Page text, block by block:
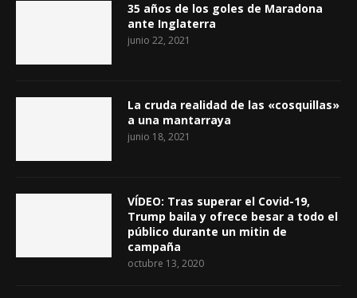
35 años de los goles de Maradona
ante Inglaterra
junio 22, 2021
La cruda realidad de las «cosquillas»
a una mantarraya
junio 18, 2021
VÍDEO: Tras superar el Covid-19,
Trump baila y ofrece besar a todo el
público durante un mitin de
campaña
octubre 13, 2020